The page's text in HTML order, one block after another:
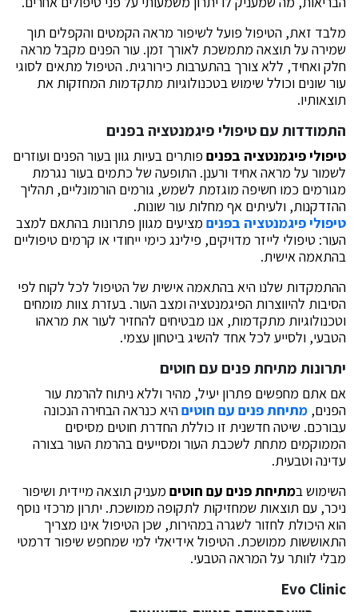
מלבד זאת, הטיפול פועל לשיפור מראה הקמטים והקפלים תוך
שמירה על תוצאה מתמשכת לאורך זמן. עור הפנים מקבל מראה
חלק ואחיד, ללא צורך בהתערבות כירורגית. הטיפול מתאים לסוגי
עור שונים וכולל שימוש בטכנולוגיות מתקדמות המחזקות את
תוצאותיו.
התמודדות עםטיפולי פיגמנטציה בפנים
טיפולי פיגמנטציה בפניםפותרים בעיות גוון בעור הפנים ועוזרים
לשמור על מראה אחיד ורענן. התופעה של כתמים בעור נגרמת
מגורמים כמו חשיפה מוגזמת לשמש, גורמים הורמונליים, תהליך
ההזדקנות, ולעיתים אף מחלות עור שונות.
טיפולי פיגמנטציה בפנים מציעים מגוון פתרונות בהתאם למצב
העור: טיפולי לייזר מדויקים, פילינג כימי ייחודי או קרמים טיפוליים
בהתאמה אישית.
ההתמקדות שלנו היא בהתאמה אישית של הטיפול לכל לקוח לפי
הסיבות להיווצרות הפיגמנטציה ומצב העור. בעזרת צוות מומחים
וטכנולוגיות מתקדמות, אנו מבטיחים להחזיר לעור את מראהו
הטבעי, ולסייע לכל אחד להשיג ביטחון עצמי.
יתרונותמתיחת פנים עם חוטים
אם אתם מחפשים פתרון יעיל, מהיר וללא ניתוח להרמת עור
הפנים, מתיחת פנים עם חוטיםהיא כנראה הבחירה הנכונה
עבורכם. שיטה חדשנית זו כוללת החדרת חוטים מסיסים
הממוקמים מתחת לשכבת העור ומסייעים בהרמת העור בצורה
עדינה וטבעית.
השימוש במתיחת פנים עם חוטים מעניק תוצאה מיידית ושיפור
ניכר, עם תוצאות שמחזיקות לתקופה ממושכת. יתרון מרכזי נוסף
הוא היכולת לחזור לשגרה במהירות, שכן הטיפול אינו מצריך
התאוששות ממושכת. הטיפול אידיאלי למי שמחפש שיפור דרמטי
מבלי לוותר על המראה הטבעי.
Evo Clinic